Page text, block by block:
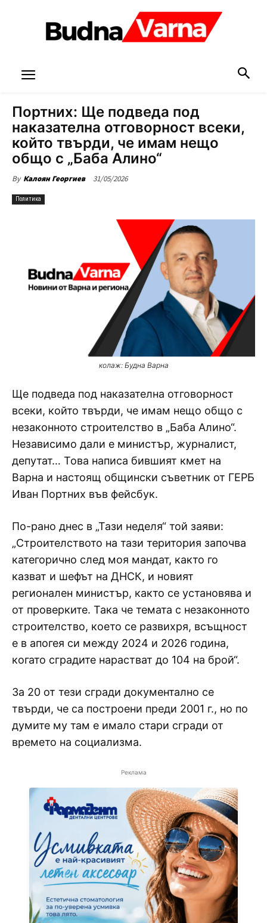
Портних: Ще подведа под
наказателна отговорност всеки,
който твърди, че имам нещо
общо с „Баба Алино“
By Калоян Георгиев 31/05/2026
Политика
колаж: Будна Варна
Ще подведа под наказателна отговорност
всеки, който твърди, че имам нещо общо с
незаконното строителство в „Баба Алино“.
Независимо дали е министър, журналист,
депутат… Това написа бившият кмет на
Варна и настоящ общински съветник от ГЕРБ
Иван Портних във фейсбук.
По-рано днес в „Тази неделя“ той заяви:
„Строителството на тази територия започва
категорично след моя мандат, както го
казват и шефът на ДНСК, и новият
регионален министър, както се установява и
от проверките. Така че темата с незаконното
строителство, което се развихря, всъщност
е в апогея си между 2024 и 2026 година,
когато сградите нарастват до 104 на брой“.
За 20 от тези сгради документално се
твърди, че са построени преди 2001 г., но по
думите му там е имало стари сгради от
времето на социализма.
Реклама